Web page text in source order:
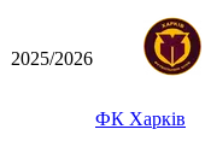
2025/2026
ФК Харків